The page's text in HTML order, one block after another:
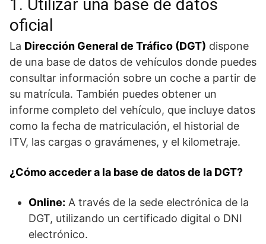
1. Utilizar una base de datos
oficial
La Dirección General de Tráfico (DGT) dispone
de una base de datos de vehículos donde puedes
consultar información sobre un coche a partir de
su matrícula. También puedes obtener un
informe completo del vehículo, que incluye datos
como la fecha de matriculación, el historial de
ITV, las cargas o gravámenes, y el kilometraje.
¿Cómo acceder a la base de datos de la DGT?
Online: A través de la sede electrónica de la
DGT, utilizando un certificado digital o DNI
electrónico.